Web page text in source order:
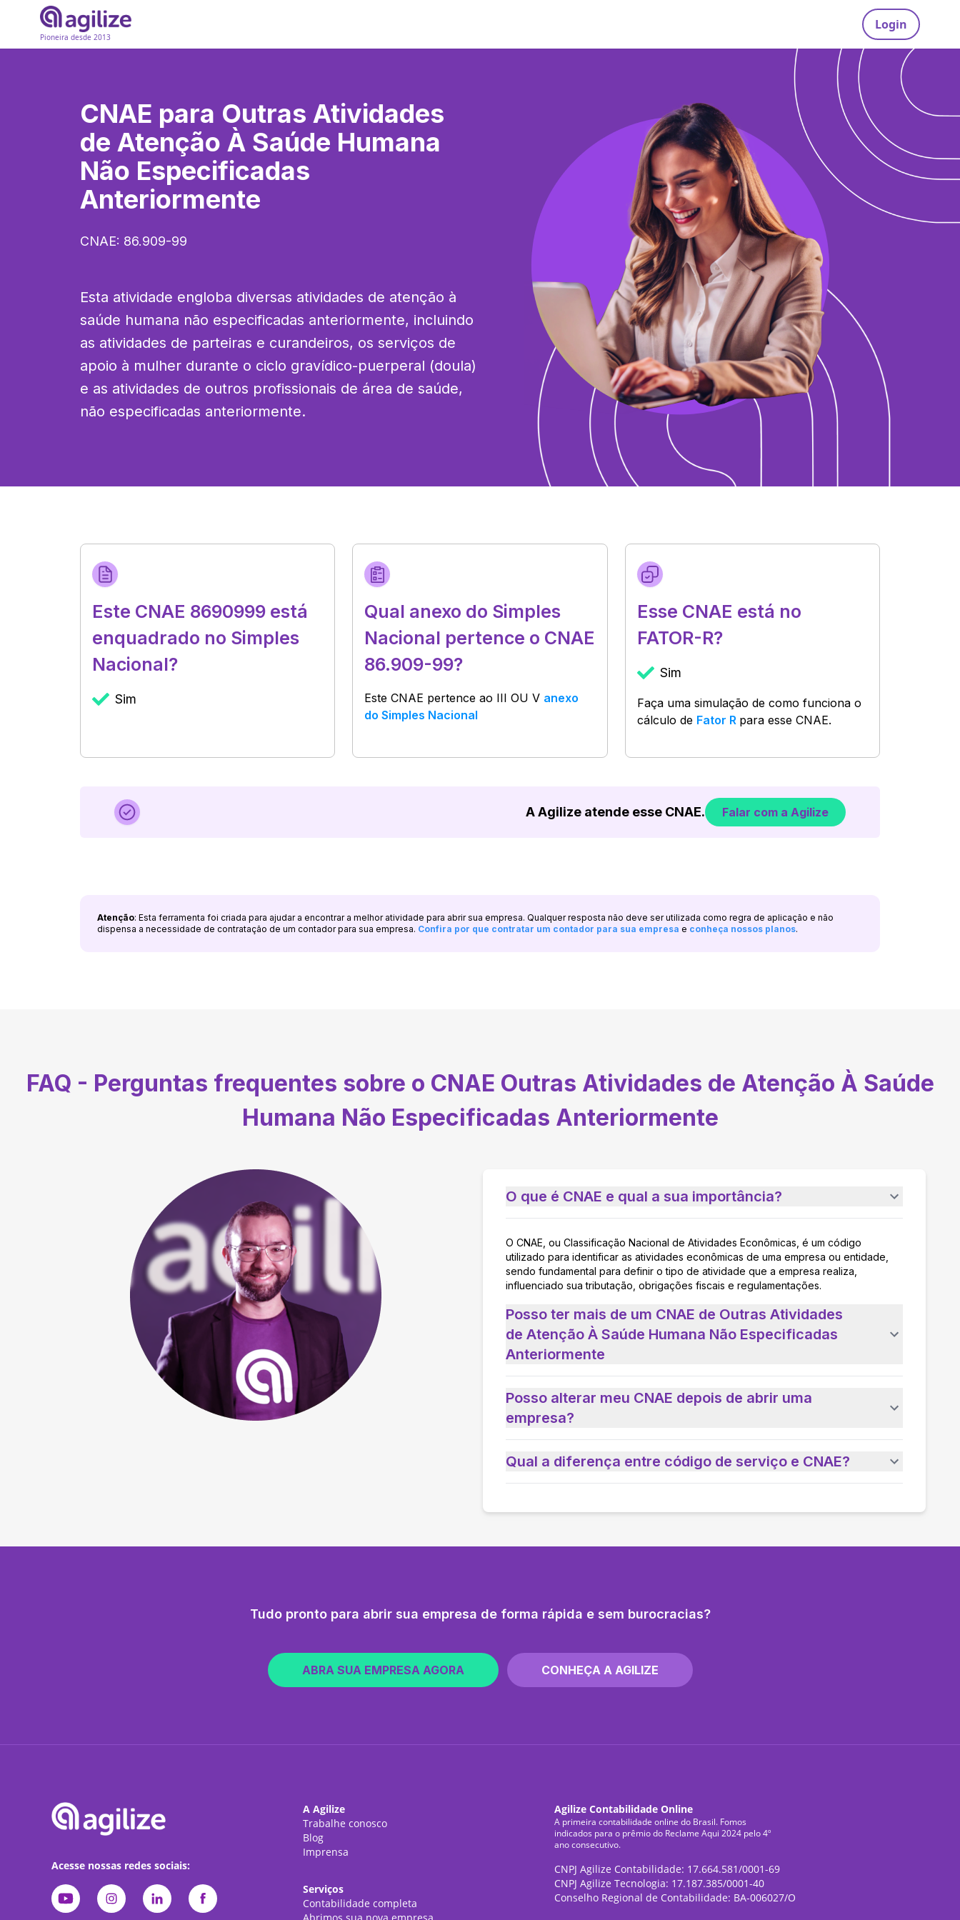
Pioneira desde 2013
Login
CNAE para Outras Atividades
de Atenção À Saúde Humana
Não Especificadas
Anteriormente
CNAE: 86.909-99
Esta atividade engloba diversas atividades de atenção à
saúde humana não especificadas anteriormente, incluindo
as atividades de parteiras e curandeiros, os serviços de
apoio à mulher durante o ciclo gravídico-puerperal (doula)
e as atividades de outros profissionais de área de saúde,
não especificadas anteriormente.
Este CNAE 8690999 está
enquadrado no Simples
Nacional?
Sim
Qual anexo do Simples
Nacional pertence o CNAE
86.909-99?
Este CNAE pertence ao III OU V anexo
do Simples Nacional
Esse CNAE está no
FATOR-R?
Sim
Faça uma simulação de como funciona o
cálculo de Fator R para esse CNAE.
A Agilize atende esse CNAE. Falar com a Agilize
Atenção: Esta ferramenta foi criada para ajudar a encontrar a melhor atividade para abrir sua empresa. Qualquer resposta não deve ser utilizada como regra de aplicação e não
dispensa a necessidade de contratação de um contador para sua empresa. Confira por que contratar um contador para sua empresa e conheça nossos planos.
FAQ - Perguntas frequentes sobre o CNAE Outras Atividades de Atenção À Saúde
Humana Não Especificadas Anteriormente
O que é CNAE e qual a sua importância?
O CNAE, ou Classificação Nacional de Atividades Econômicas, é um código
utilizado para identificar as atividades econômicas de uma empresa ou entidade,
sendo fundamental para definir o tipo de atividade que a empresa realiza,
influenciado sua tributação, obrigações fiscais e regulamentações.
Posso ter mais de um CNAE de Outras Atividades
de Atenção À Saúde Humana Não Especificadas
Anteriormente
Posso alterar meu CNAE depois de abrir uma
empresa?
Qual a diferença entre código de serviço e CNAE?
Tudo pronto para abrir sua empresa de forma rápida e sem burocracias?
ABRA SUA EMPRESA AGORA CONHEÇA A AGILIZE
Acesse nossas redes sociais:
A Agilize
Trabalhe conosco
Blog
Imprensa
Serviços
Contabilidade completa
Agilize Contabilidade Online
A primeira contabilidade online do Brasil. Fomos
indicados para o prêmio do Reclame Aqui 2024 pelo 4º
ano consecutivo.
CNPJ Agilize Contabilidade: 17.664.581/0001-69
CNPJ Agilize Tecnologia: 17.187.385/0001-40
Conselho Regional de Contabilidade: BA-006027/O